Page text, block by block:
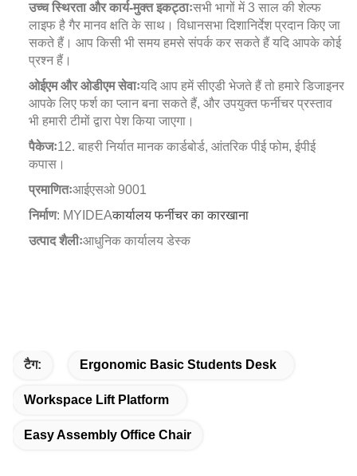
उच्च स्थिरता और कार्य-मुक्त इकट्ठाःसभी भागों में 3 साल की शेल्फ
लाइफ है गैर मानव क्षति के साथ। विधानसभा दिशानिर्देश प्रदान किए जा
सकते हैं। आप किसी भी समय हमसे संपर्क कर सकते हैं यदि आपके कोई
प्रश्न हैं।
ओईएम और ओडीएम सेवाःयदि आप हमें सीएडी भेजते हैं तो हमारे डिजाइनर
आपके लिए फर्श का प्लान बना सकते हैं, और उपयुक्त फर्नीचर प्रस्ताव
भी हमारी टीमों द्वारा पेश किया जाएगा।
पैकेजः12. बाहरी निर्यात मानक कार्डबोर्ड, आंतरिक पीई फोम, ईपीई
कपास।
प्रमाणितःआईएसओ 9001
निर्माण: MYIDEAकार्यालय फर्नीचर का कारखाना
उत्पाद शैलीःआधुनिक कार्यालय डेस्क
टैग: Ergonomic Basic Students Desk
Workspace Lift Platform
Easy Assembly Office Chair